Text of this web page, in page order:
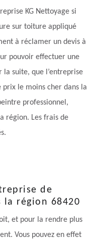
KG Nettoyage si
sur toiture appliqué
à réclamer un devis à
pouvoir effectuer une
la suite, que l’entreprise
prix le moins cher dans la
professionnel,
région. Les frais de
de
la région 68420
et pour la rendre plus
Vous pouvez en effet